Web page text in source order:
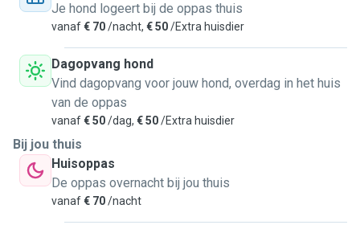
Je hond logeert bij de oppas thuis
vanaf€ 70/nacht, € 50/Extra huisdier
Dagopvang hond
Vind dagopvang voor jouw hond, overdag in het huis
van de oppas
vanaf€ 50/dag, € 50/Extra huisdier
Bij jou thuis
Huisoppas
De oppas overnacht bij jou thuis
vanaf€ 70/nacht